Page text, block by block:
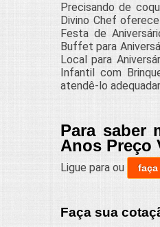
Precisando de
Divino Chef
Festa de
Buffet para
Local para
Infantil com
atendê-lo
Para saber
Anos Preço
Ligue para ou faça
Faça sua